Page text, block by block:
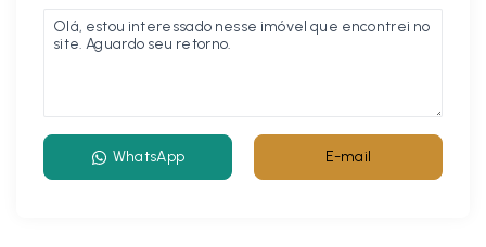
WhatsApp E-mail